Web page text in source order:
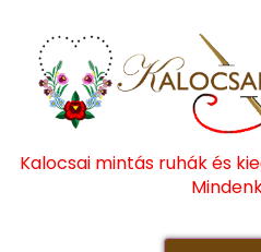
Kalocsai mintás ruhák és